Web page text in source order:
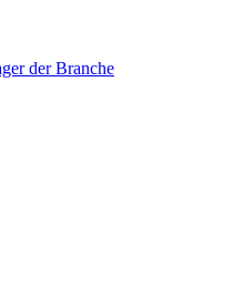
der Branche